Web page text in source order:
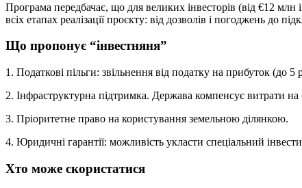
Програма передбачає, що для великих інвесторів (від €12
всіх етапах реалізації проєкту: від дозволів і погоджень до
Що пропонує “інвестняня”
1. Податкові пільги: звільнення від податку на прибуток (до
2. Інфраструктурна підтримка. Держава компенсує витрати на
3. Пріоритетне право на користування земельною ділянкою.
4. Юридичні гарантії: можливість укласти спеціальний
Хто може скористатися